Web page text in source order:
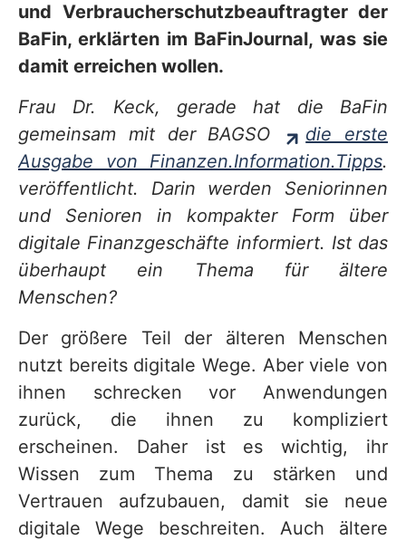
und Verbraucherschutzbeauftragter der
BaFin, erklärten im BaFinJournal, was sie
damit erreichen wollen.
Frau Dr. Keck, gerade hat die BaFin
gemeinsam mit der BAGSO
die erste
Ausgabe von Finanzen.Information.Tipps.
veröffentlicht. Darin werden Seniorinnen
und Senioren in kompakter Form über
digitale Finanzgeschäfte informiert. Ist das
überhaupt ein Thema für ältere
Menschen?
Der größere Teil der älteren Menschen
nutzt bereits digitale Wege. Aber viele von
ihnen schrecken vor Anwendungen
zurück, die ihnen zu kompliziert
erscheinen. Daher ist es wichtig, ihr
Wissen zum Thema zu stärken und
Vertrauen aufzubauen, damit sie neue
digitale Wege beschreiten. Auch ältere